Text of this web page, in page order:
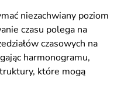
niezachwiany poziom
czasu polega na
czasowych na
harmonogramu,
które mogą